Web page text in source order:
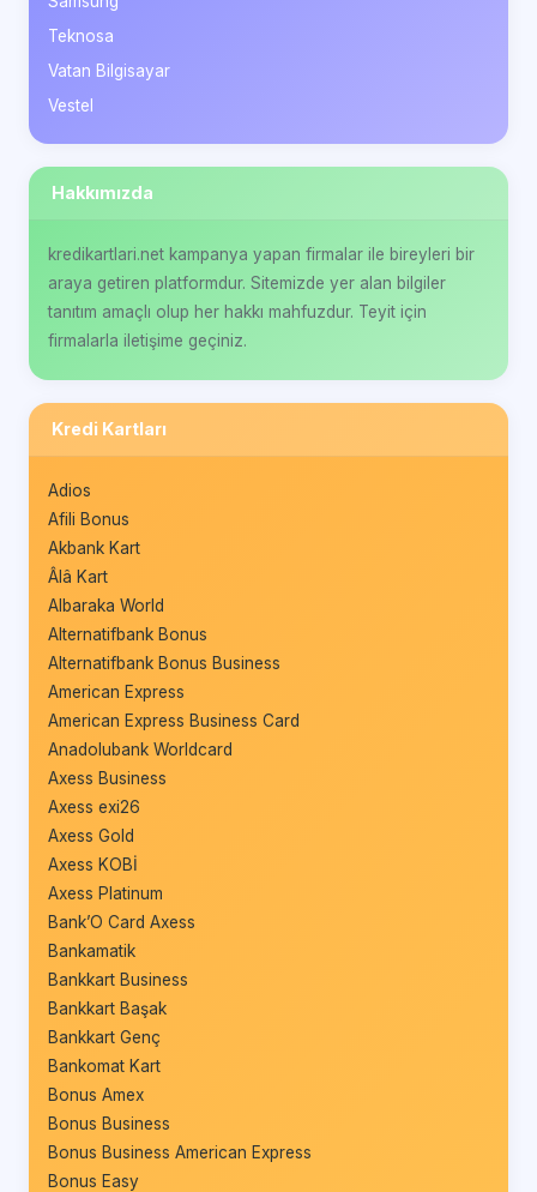
Teknosa
Vatan Bilgisayar
Vestel
Hakkımızda
kredikartlari.net kampanya yapan firmalar ile bireyleri bir
araya getiren platformdur. Sitemizde yer alan bilgiler
tanıtım amaçlı olup her hakkı mahfuzdur. Teyit için
firmalarla iletişime geçiniz.
Kredi Kartları
Adios
Afili Bonus
Akbank Kart
Âlâ Kart
Albaraka World
Alternatifbank Bonus
Alternatifbank Bonus Business
American Express
American Express Business Card
Anadolubank Worldcard
Axess Business
Axess exi26
Axess Gold
Axess KOBİ
Axess Platinum
Bank’O Card Axess
Bankamatik
Bankkart Business
Bankkart Başak
Bankkart Genç
Bankomat Kart
Bonus Amex
Bonus Business
Bonus Business American Express
Bonus Easy